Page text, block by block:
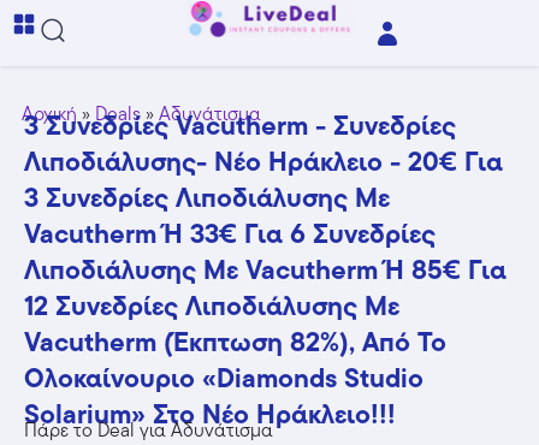
Αρχική » Deals »Αδυνάτισμα
3 Συνεδρίες Vacutherm - Συνεδρίες
Λιποδιάλυσης- Νέο Ηράκλειο - 20€ Για
3 Συνεδρίες Λιποδιάλυσης Με
Vacutherm Ή 33€ Για 6 Συνεδρίες
Λιποδιάλυσης Με Vacutherm Ή 85€ Για
12 Συνεδρίες Λιποδιάλυσης Με
Vacutherm (Έκπτωση 82%), Από Το
Ολοκαίνουριο «Diamonds Studio
Solarium» Στο Νέο Ηράκλειο!!!
Πάρε το Deal για Αδυνάτισμα